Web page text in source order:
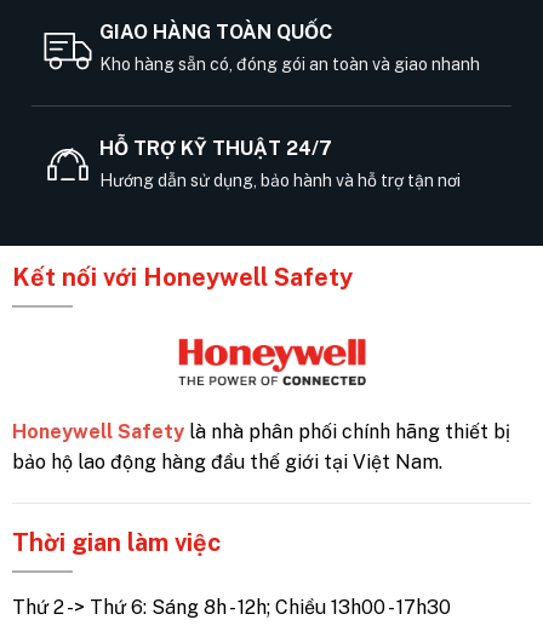
GIAO HÀNG TOÀN QUỐC
Kho hàng sẵn có, đóng gói an toàn và giao nhanh
HỖ TRỢ KỸ THUẬT 24/7
Hướng dẫn sử dụng, bảo hành và hỗ trợ tận nơi
Kết nối với Honeywell Safety
Honeywell Safety là nhà phân phối chính hãng thiết bị
bảo hộ lao động hàng đầu thế giới tại Việt Nam.
Thời gian làm việc
Thứ 2 -> Thứ 6: Sáng 8h - 12h; Chiều 13h00 - 17h30